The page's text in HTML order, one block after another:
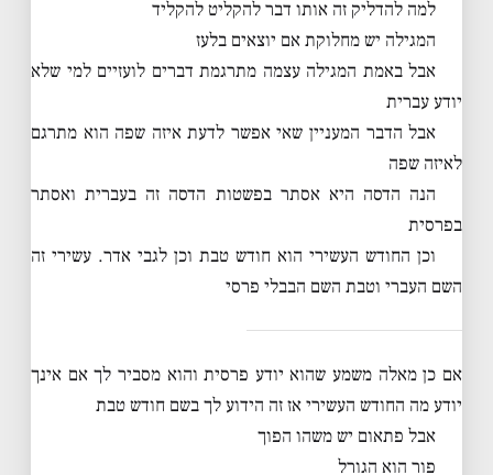
למה להדליק זה אותו דבר להקליט להקליד
המגילה יש מחלוקת אם יוצאים בלעז
אבל באמת המגילה עצמה מתרגמת דברים לועזיים למי שלא
יודע עברית
אבל הדבר המעניין שאי אפשר לדעת איזה שפה הוא מתרגם
לאיזה שפה
הנה הדסה היא אסתר בפשטות הדסה זה בעברית ואסתר
בפרסית
וכן החודש העשירי הוא חודש טבת וכן לגבי אדר. עשירי זה
השם העברי וטבת השם הבבלי פרסי
אם כן מאלה משמע שהוא יודע פרסית והוא מסביר לך אם אינך
יודע מה החודש העשירי אז זה הידוע לך בשם חודש טבת
אבל פתאום יש משהו הפוך
פור הוא הגורל